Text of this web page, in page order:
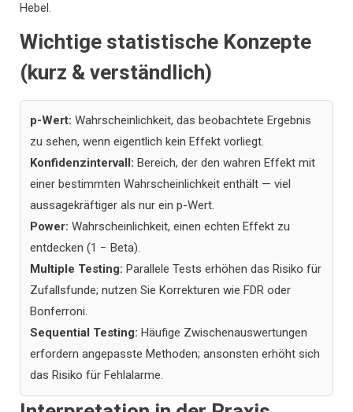
Hebel.
Wichtige statistische Konzepte
(kurz & verständlich)
p-Wert: Wahrscheinlichkeit, das beobachtete Ergebnis
zu sehen, wenn eigentlich kein Effekt vorliegt.
Konfidenzintervall: Bereich, der den wahren Effekt mit
einer bestimmten Wahrscheinlichkeit enthält — viel
aussagekräftiger als nur ein p-Wert.
Power: Wahrscheinlichkeit, einen echten Effekt zu
entdecken (1 − Beta).
Multiple Testing: Parallele Tests erhöhen das Risiko für
Zufallsfunde; nutzen Sie Korrekturen wie FDR oder
Bonferroni.
Sequential Testing: Häufige Zwischenauswertungen
erfordern angepasste Methoden; ansonsten erhöht sich
das Risiko für Fehlalarme.